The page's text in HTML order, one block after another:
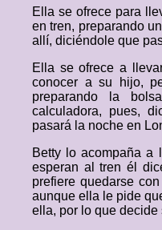
Ella se ofrece para
en tren, preparando
allí, diciéndole que
Ella se ofrece a
conocer a su hijo,
preparando la
calculadora, pues,
pasará la noche en
Betty lo acompaña a
esperan al tren él
prefiere quedarse
aunque ella le pide
ella, por lo que decide